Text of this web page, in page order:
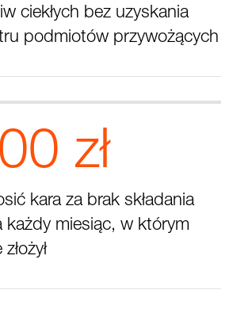
ciekłych bez uzyskania
podmiotów przywożących
zł
kara za brak składania
każdy miesiąc, w którym